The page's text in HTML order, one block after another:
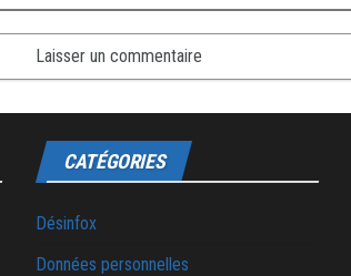
CATÉGORIES
Désinfox
Données personnelles